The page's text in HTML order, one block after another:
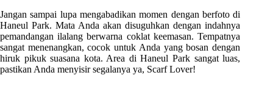
Jangan sampai lupa mengabadikan momen dengan berfoto di
Haneul Park. Mata Anda akan disuguhkan dengan indahnya
pemandangan ilalang berwarna coklat keemasan. Tempatnya
sangat menenangkan, cocok untuk Anda yang bosan dengan
hiruk pikuk suasana kota. Area di Haneul Park sangat luas,
pastikan Anda menyisir segalanya ya, Scarf Lover!